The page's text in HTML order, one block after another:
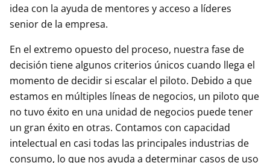
idea con la ayuda de mentores y acceso a líderes
senior de la empresa.
En el extremo opuesto del proceso, nuestra fase de
decisión tiene algunos criterios únicos cuando llega el
momento de decidir si escalar el piloto. Debido a que
estamos en múltiples líneas de negocios, un piloto que
no tuvo éxito en una unidad de negocios puede tener
un gran éxito en otras. Contamos con capacidad
intelectual en casi todas las principales industrias de
consumo, lo que nos ayuda a determinar casos de uso